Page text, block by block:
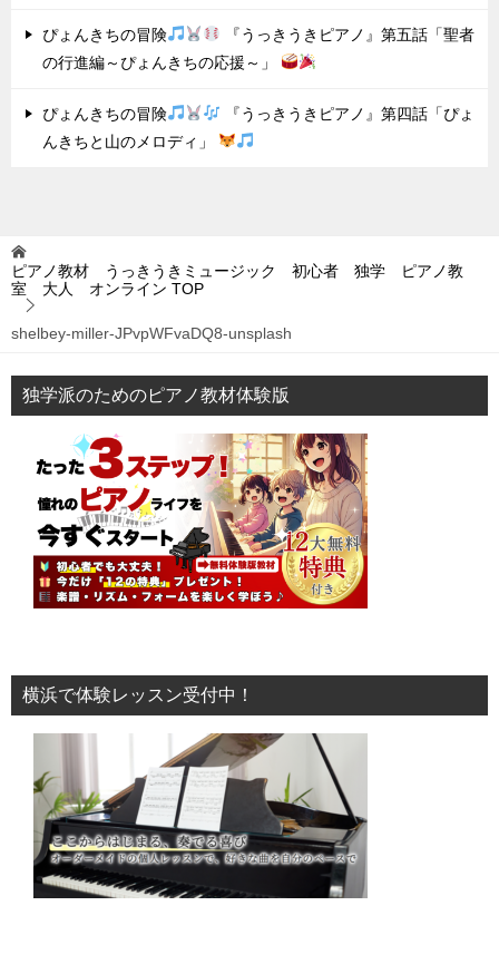
ぴょんきちの冒険
『うっきうきピアノ』第五話「聖者
の行進編～ぴょんきちの応援～」
ぴょんきちの冒険
『うっきうきピアノ』第四話「ぴょ
んきちと山のメロディ」
ピアノ教材 うっきうきミュージック 初心者 独学 ピアノ教
室 大人 オンライン TOP
shelbey-miller-JPvpWFvaDQ8-unsplash
独学派のためのピアノ教材体験版
横浜で体験レッスン受付中！